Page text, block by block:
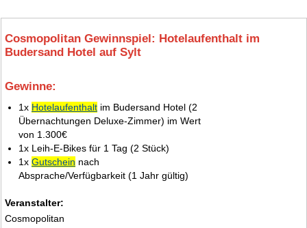
Cosmopolitan Gewinnspiel: Hotelaufenthalt im
Budersand Hotel auf Sylt
Gewinne:
1x Hotelaufenthalt im Budersand Hotel (2
Übernachtungen Deluxe‑Zimmer) im Wert
von 1.300€
1x Leih‑E‑Bikes für 1 Tag (2 Stück)
1x Gutschein nach
Absprache/Verfügbarkeit (1 Jahr gültig)
Veranstalter:
Cosmopolitan